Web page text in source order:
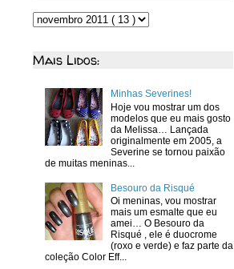
Mais Lidos:
Minhas Severines!
Hoje vou mostrar um dos
modelos que eu mais gosto
da Melissa… Lançada
originalmente em 2005, a
Severine se tornou paixão
de muitas meninas...
Besouro da Risqué
Oi meninas, vou mostrar
mais um esmalte que eu
amei… O Besouro da
Risqué , ele é duocrome
(roxo e verde) e faz parte da
coleção Color Eff...